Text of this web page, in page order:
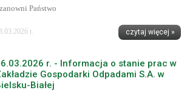
Państwo
r. czytaj więcej »
r. - Informacja o stanie prac w
Gospodarki Odpadami S.A. w
Białej